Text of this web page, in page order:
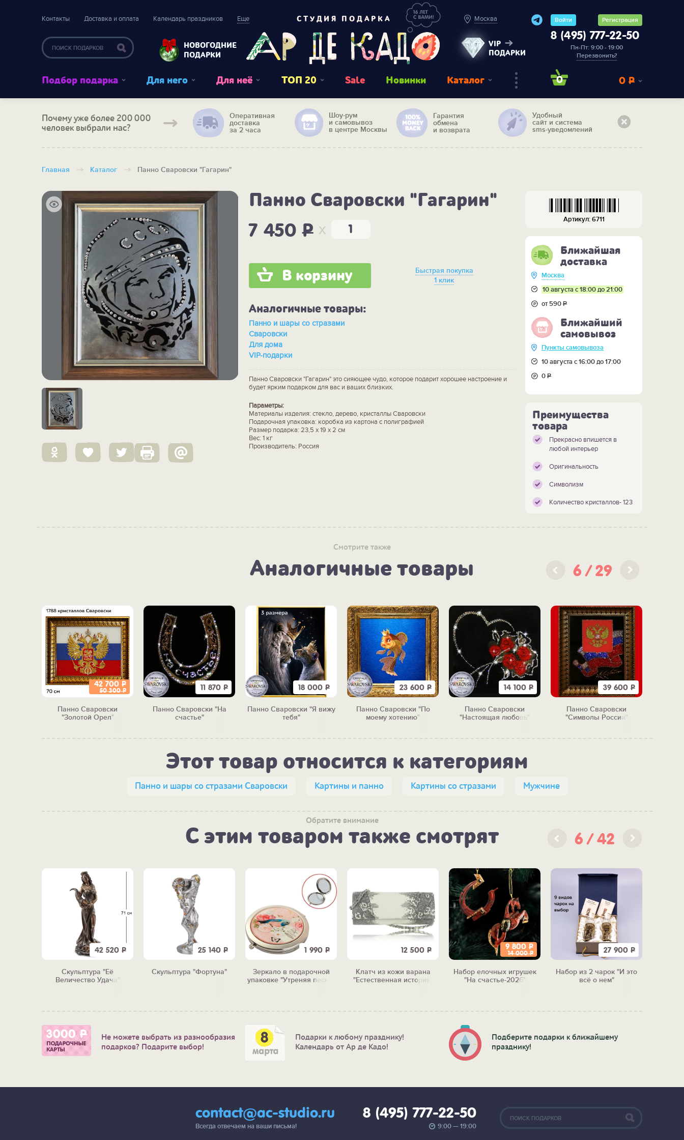
Контакты Доставка и оплата Календарь праздников Еще
НОВОГОДНИЕ
ПОДАРКИ
СТУДИЯ ПОДАРКА Москва
VIP
ПОДАРКИ
Войти Регистрация
8 (495) 777-22-50
Пн-Пт: 9:00 - 19:00
Перезвонить?
Подбор подарка Для него Для неё ТОП 20 Sale Новинки Каталог 0 0 Р
Почему уже более 200 000
человек выбрали нас?
Оперативная
доставка
за 2 часа
Шоу-рум
и самовывоз
в центре Москвы
Гарантия
обмена
и возврата
Удобный
сайт и система
sms-уведомлений
Главная Каталог Панно Сваровски "Гагарин"
Панно Сваровски "Гагарин"
7 450P x
В корзину
Быстрая покупка
1 клик
Аналогичные товары:
Панно и шары со стразами
Сваровски
Для дома
VIP-подарки
Панно Сваровски "Гагарин" это сияющее чудо, которое подарит хорошее настроение и
будет ярким подарком для вас и ваших близких.
Параметры:
Материалы изделия: стекло, дерево, кристаллы Сваровски
Подарочная упаковка: коробка из картона с полиграфией
Размер подарка: 23,5 х 19 х 2 см
Вес: 1 кг
Производитель: Россия
Артикул: 6711
Ближайшая
доставка
Москва
10 августа с 18:00 до 21:00
от 590Р
Ближайший
самовывоз
Пункты самовывоза
10 августа с 16:00 до 17:00
0Р
Преимущества
товара
Прекрасно впишется в
любой интерьер
Оригинальность
Символизм
Количество кристаллов- 123
Смотрите также
Аналогичные товары 6 29
42 700 Р
50 300Р
Панно Сваровски
"Золотой Орел"
11 870 Р
Панно Сваровски "На
счастье"
18 000 Р
Панно Сваровски "Я вижу
тебя"
23 600 Р
Панно Сваровски "По
моему хотению"
14 100 Р
Панно Сваровски
"Настоящая любовь"
39 600 Р
Панно Сваровски
"Символы России"
Этот товар относится к категориям
Панно и шары со стразами Сваровски Картины и панно Картины со стразами Мужчине
Обратите внимание
С этим товаром также смотрят 6 42
42 520 Р
Скульптура "Её
Величество Удача"
25 140 Р
Скульптура "Фортуна"
1 990 Р
Зеркало в подарочной
упаковке "Утреняя песня"
12 500 Р
Клатч из кожи варана
"Естественная история"
9 800 Р
14 000Р
Набор елочных игрушек
"На счастье-2026"
27 900 Р
Набор из 2 чарок "И это
всё о нем"
Не можете выбрать из разнообразия
подарков? Подарите выбор!
Подарки к любому празднику!
Календарь от Ар де Кадо!
Подберите подарки к ближайшему
празднику!
contact@ac-studio.ru
Всегда отвечаем на ваши письма!
8 (495) 777-22-50
9:00 — 19:00